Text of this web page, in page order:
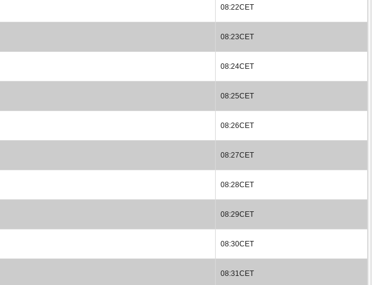
08:22CET
08:23CET
08:24CET
08:25CET
08:26CET
08:27CET
08:28CET
08:29CET
08:30CET
08:31CET